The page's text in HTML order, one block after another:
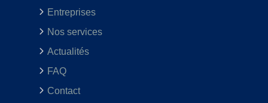
Entreprises
Nos services
Actualités
FAQ
Contact